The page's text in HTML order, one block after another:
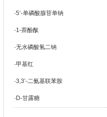
·5‘-单磷酸腺苷单钠
·1-萘酚酞
·无水磷酸氢二钠
·甲基红
·3,3’-二氨基联苯胺
· D-甘露糖